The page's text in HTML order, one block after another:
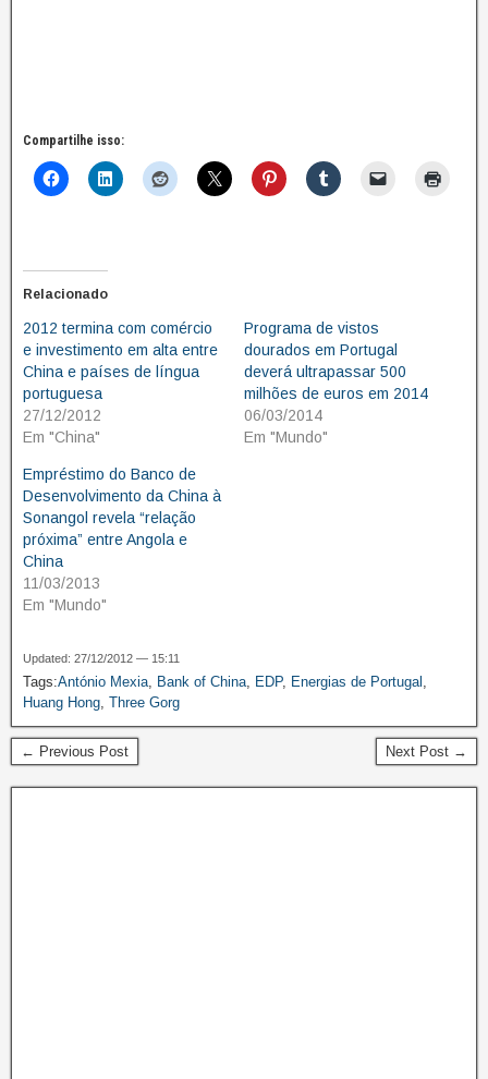
Compartilhe isso:
Relacionado
2012 termina com comércio
e investimento em alta entre
China e países de língua
portuguesa
27/12/2012
Em "China"
Programa de vistos
dourados em Portugal
deverá ultrapassar 500
milhões de euros em 2014
06/03/2014
Em "Mundo"
Empréstimo do Banco de
Desenvolvimento da China à
Sonangol revela “relação
próxima” entre Angola e
China
11/03/2013
Em "Mundo"
Updated: 27/12/2012 — 15:11
Tags:António Mexia, Bank of China, EDP, Energias de Portugal ,
Huang Hong, Three Gorg
← Previous Post Next Post →